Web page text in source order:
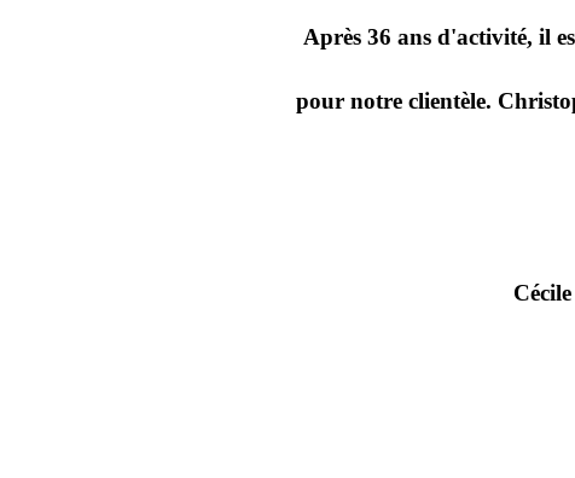
Après 36 ans d'activité, il
pour notre clientèle.